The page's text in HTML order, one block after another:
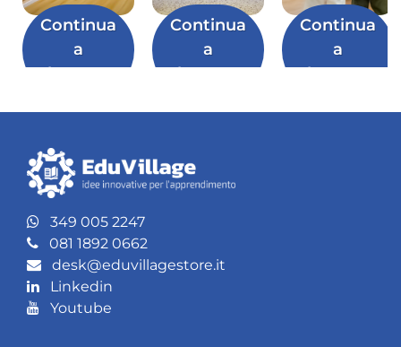
Continua
a
leggere
Continua
a
leggere
Continua
a
leggere
349 005 2247
081 1892 0662
desk@eduvillagestore.it
Linkedin
Youtube